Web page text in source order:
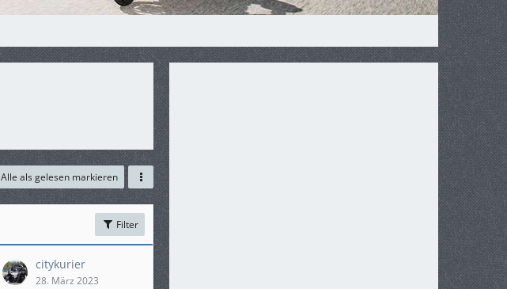
Alle als gelesen markieren
Filter
citykurier
28. März 2023